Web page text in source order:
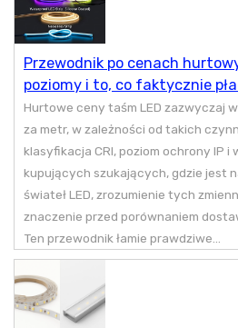
Przewodnik po cenach
poziomy i to, co faktycznie
Hurtowe ceny taśm LED zazwyczaj
za metr, w zależności od takich
klasyfikacja CRI, poziom ochrony IP i
kupujących szukających, gdzie jest
świateł LED, zrozumienie tych
znaczenie przed porównaniem
Ten przewodnik łamie prawdziwe...